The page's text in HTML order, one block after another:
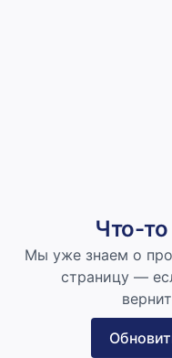
Что-
Мы уже знаем о
страницу —